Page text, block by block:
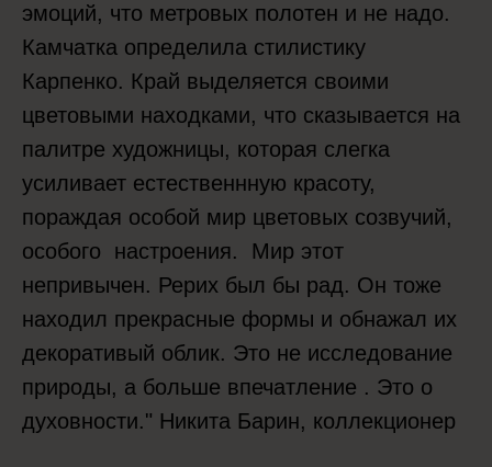
эмоций, что метровых полотен и не надо.
Камчатка определила стилистику
Карпенко. Край выделяется своими
цветовыми находками, что сказывается на
палитре художницы, которая слегка
усиливает естественнную красоту,
пораждая особой мир цветовых созвучий,
особого настроения. Мир этот
непривычен. Рерих был бы рад. Он тоже
находил прекрасные формы и обнажал их
декоративый облик. Это не исследование
природы, а больше впечатление . Это о
духовности." Никита Барин, коллекционер